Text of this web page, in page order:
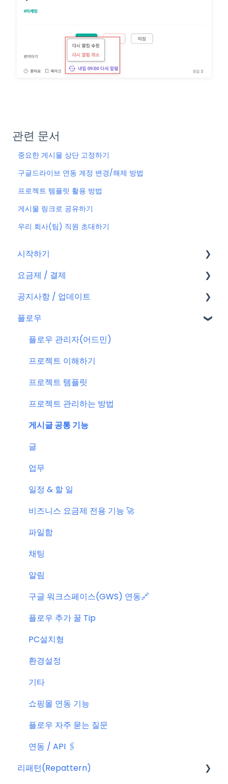
관련 문서
중요한 게시물 상단 고정하기
구글드라이브 연동 계정 변경/해제 방법
프로젝트 템플릿 활용 방법
게시물 링크로 공유하기
우리 회사(팀) 직원 초대하기
시작하기
회원가입
플로우 계정
요금제 / 결제
요금제
결제
결제 관련 자주 묻는 질문
공지사항 / 업데이트
공지사항
특별 프로모션
신규 업데이트 (PC&서버)
서버 작업
KT cloud BizWorks 서버 작업
공지 관련 자주 묻는 질문
플로우
플로우 관리자(어드민)
프로젝트 이해하기
프로젝트 템플릿
프로젝트 관리하는 방법
게시글 공통 기능
글
업무
일정 & 할 일
비즈니스 요금제 전용 기능 🚀
파일함
채팅
알림
구글 워크스페이스(GWS) 연동🔗
플로우 추가 꿀 Tip
PC설치형
환경설정
기타
쇼핑몰 연동 기능
플로우 자주 묻는 질문
연동 / API 🖇️
리패턴(Repattern)